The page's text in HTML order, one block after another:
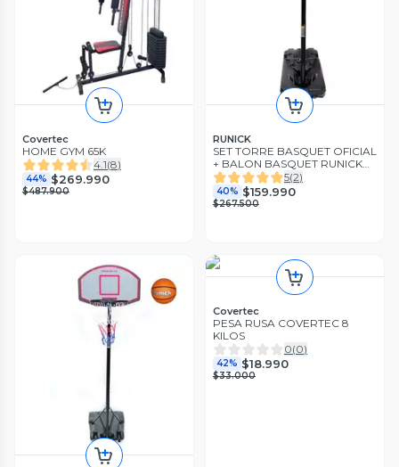
Covertec
HOME GYM 65K
4.1(8)
44% $269.990
$487.900
RUNICK
SET TORRE BASQUET OFICIAL
+ BALON BASQUET RUNICK
Nº 7
5(2)
40% $159.990
$267.500
Covertec
PESA RUSA COVERTEC 8
KILOS
0(0)
42% $18.990
$33.000